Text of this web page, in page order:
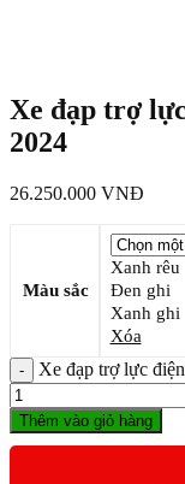
Xe đạp trợ
2024
26.250.000 VNĐ
Màu sắc
Xanh rêu
Đen ghi
Xanh ghi
Xóa
Xe đạp trợ lực
Thêm vào giỏ hàng